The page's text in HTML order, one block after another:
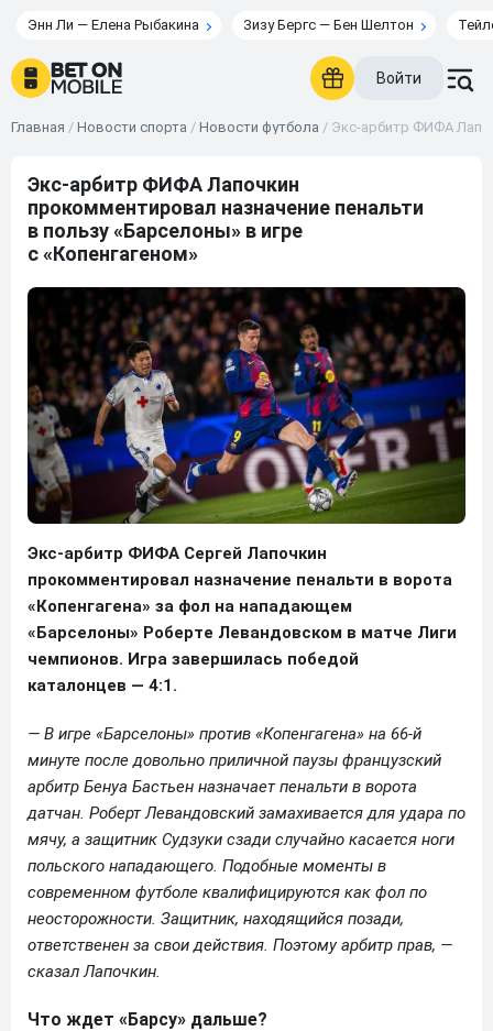
Энн Ли — Елена Рыбакина Зизу Бергс — Бен Шелтон
Войти
Главная / Новости спорта / Новости футбола / Экс-арбитр ФИФА
Экс-арбитр ФИФА Лапочкин
прокомментировал назначение пенальти
в пользу «Барселоны» в игре
с «Копенгагеном»
Экс-арбитр ФИФА Сергей Лапочкин
прокомментировал назначение пенальти в ворота
«Копенгагена» за фол на нападающем
«Барселоны» Роберте Левандовском в матче Лиги
чемпионов. Игра завершилась победой
каталонцев — 4:1.
— В игре «Барселоны» против «Копенгагена» на 66-й
минуте после довольно приличной паузы французский
арбитр Бенуа Бастьен назначает пенальти в ворота
датчан. Роберт Левандовский замахивается для удара по
мячу, а защитник Судзуки сзади случайно касается ноги
польского нападающего. Подобные моменты в
современном футболе квалифицируются как фол по
неосторожности. Защитник, находящийся позади,
ответственен за свои действия. Поэтому арбитр прав, —
сказал Лапочкин.
Что ждет «Барсу» дальше?